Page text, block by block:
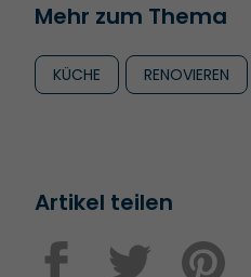
Mehr zum Thema
KÜCHE RENOVIEREN
Artikel teilen